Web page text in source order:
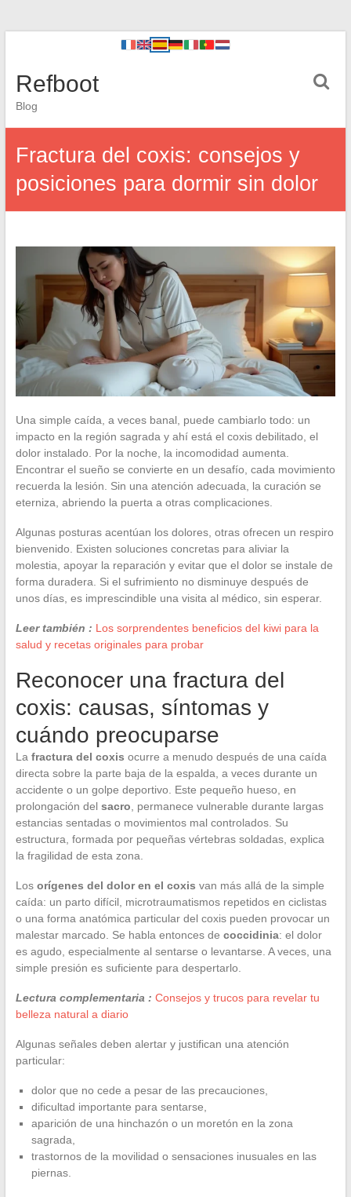
Refboot
Blog
Fractura del coxis: consejos y
posiciones para dormir sin dolor
Una simple caída, a veces banal, puede cambiarlo todo: un
impacto en la región sagrada y ahí está el coxis debilitado, el
dolor instalado. Por la noche, la incomodidad aumenta.
Encontrar el sueño se convierte en un desafío, cada movimiento
recuerda la lesión. Sin una atención adecuada, la curación se
eterniza, abriendo la puerta a otras complicaciones.
Algunas posturas acentúan los dolores, otras ofrecen un respiro
bienvenido. Existen soluciones concretas para aliviar la
molestia, apoyar la reparación y evitar que el dolor se instale de
forma duradera. Si el sufrimiento no disminuye después de
unos días, es imprescindible una visita al médico, sin esperar.
Leer también : Los sorprendentes beneficios del kiwi para la
salud y recetas originales para probar
Reconocer una fractura del
coxis: causas, síntomas y
cuándo preocuparse
La fractura del coxis ocurre a menudo después de una caída
directa sobre la parte baja de la espalda, a veces durante un
accidente o un golpe deportivo. Este pequeño hueso, en
prolongación del sacro , permanece vulnerable durante largas
estancias sentadas o movimientos mal controlados. Su
estructura, formada por pequeñas vértebras soldadas, explica
la fragilidad de esta zona.
Los orígenes del dolor en el coxis van más allá de la simple
caída: un parto difícil, microtraumatismos repetidos en ciclistas
o una forma anatómica particular del coxis pueden provocar un
malestar marcado. Se habla entonces de coccidinia: el dolor
es agudo, especialmente al sentarse o levantarse. A veces, una
simple presión es suficiente para despertarlo.
Lectura complementaria : Consejos y trucos para revelar tu
belleza natural a diario
Algunas señales deben alertar y justifican una atención
particular:
dolor que no cede a pesar de las precauciones,
dificultad importante para sentarse,
aparición de una hinchazón o un moretón en la zona
sagrada,
trastornos de la movilidad o sensaciones inusuales en las
piernas.